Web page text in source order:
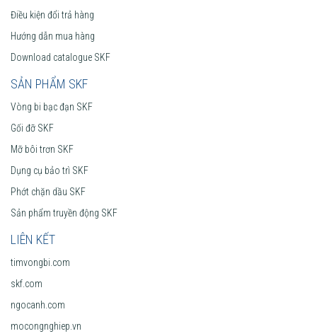
Điều kiện đổi trả hàng
Hướng dẫn mua hàng
Download catalogue SKF
SẢN PHẨM SKF
Vòng bi bạc đạn SKF
Gối đỡ SKF
Mỡ bôi trơn SKF
Dụng cụ bảo trì SKF
Phớt chặn dầu SKF
Sản phẩm truyền động SKF
LIÊN KẾT
timvongbi.com
skf.com
ngocanh.com
mocongnghiep.vn